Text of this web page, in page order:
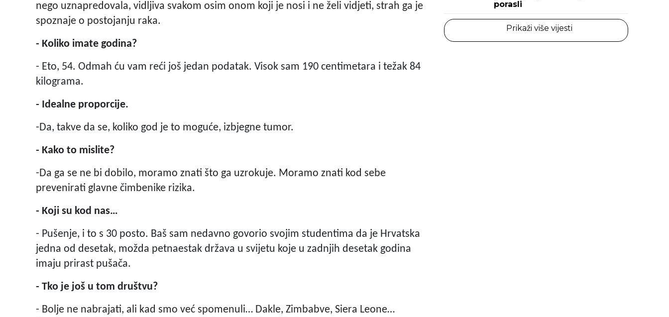
nego uznapredovala, vidljiva svakom osim onom koji je nosi i ne želi vidjeti, strah ga je
spoznaje o postojanju raka.
- Koliko imate godina?
- Eto, 54. Odmah ću vam reći još jedan podatak. Visok sam 190 centimetara i težak 84
kilograma.
- Idealne proporcije.
-Da, takve da se, koliko god je to moguće, izbjegne tumor.
- Kako to mislite?
-Da ga se ne bi dobilo, moramo znati što ga uzrokuje. Moramo znati kod sebe
prevenirati glavne čimbenike rizika.
- Koji su kod nas…
- Pušenje, i to s 30 posto. Baš sam nedavno govorio svojim studentima da je Hrvatska
jedna od desetak, možda petnaestak država u svijetu koje u zadnjih desetak godina
imaju prirast pušača.
- Tko je još u tom društvu?
- Bolje ne nabrajati, ali kad smo već spomenuli… Dakle, Zimbabve, Siera Leone…
porasli
Prikaži više vijesti